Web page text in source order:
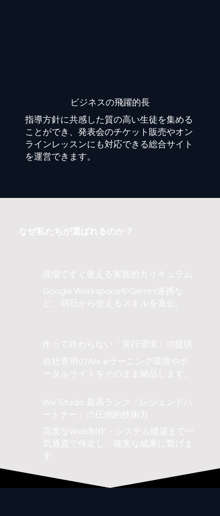
​ビジネスの飛躍的長
指導方針に共感した質の高い生徒を集める
ことができ、発表会のチケット販売やオン
ラインレッスンにも対応できる総合サイト
を運営できます。
なぜ私たちが選ばれるのか？
現場ですぐ使える実践的カリキュラム
Google WorkspaceやGemini連携な
ど、明日から使えるスキルを直伝。
作って終わらない「実行環境」の提供
自社専用のWix eラーニング環境やポ
ータルサイトをそのまま納品します。
Wix Studio 最高ランク「レジェンドパ
ートナー」の圧倒的技術力
高度なWeb制作・システム構築まで一
気通貫で伴走し、確実な成果に繋げま
す。